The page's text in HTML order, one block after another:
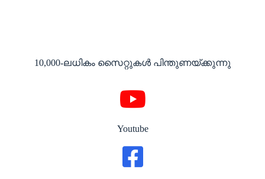
10,000-ലധികം സൈറ്റുകൾ പിന്തുണയ്ക്കുന്നു
Youtube